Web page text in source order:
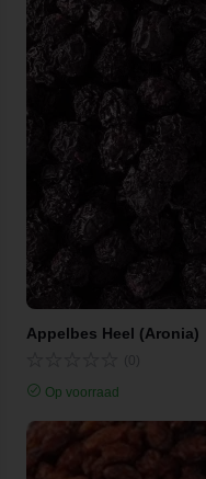
Appelbes Heel (Aronia)
Op voorraad